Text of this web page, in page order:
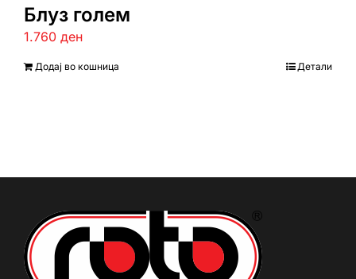
Блуз голем
1.760 ден
Додај во кошница Детали